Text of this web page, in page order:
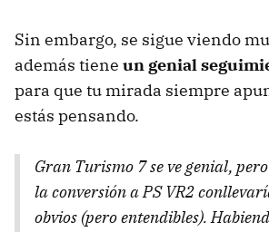
Sin embargo, se sigue viendo
además tiene un genial
para que tu mirada siempre
estás pensando.
Gran Turismo 7 se ve genial,
la conversión a PS VR2
obvios (pero entendibles).